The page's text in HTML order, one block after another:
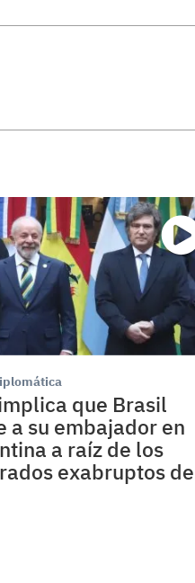
que Brasil
a su embajador en
a raíz de los
exabruptos de